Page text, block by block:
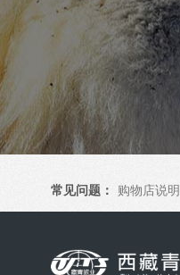
常见问题： 购物店说明